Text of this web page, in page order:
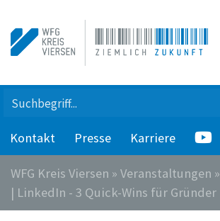
Kontakt Presse Karriere
WFG Kreis Viersen » Veranstaltungen »
| LinkedIn - 3 Quick-Wins für Gründer